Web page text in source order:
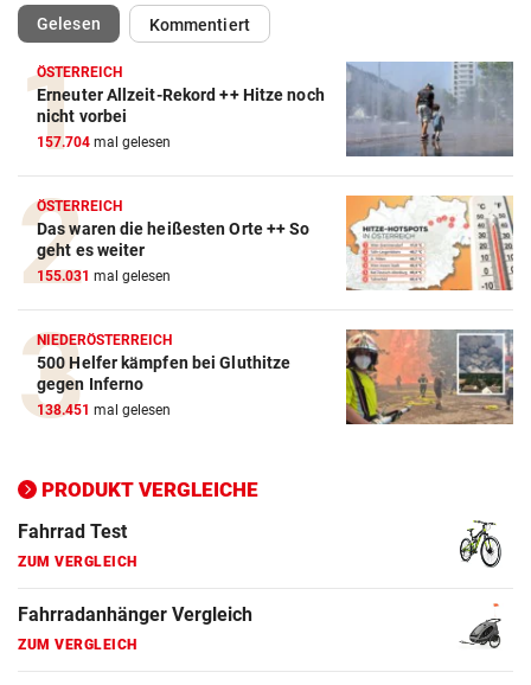
Gelesen(ausgewählt)Kommentiert
ÖSTERREICH
Erneuter Allzeit-Rekord ++ Hitze noch
nicht vorbei
157.704 mal gelesen
ÖSTERREICH
Das waren die heißesten Orte ++ So
geht es weiter
155.031 mal gelesen
NIEDERÖSTERREICH
500 Helfer kämpfen bei Gluthitze
gegen Inferno
138.451 mal gelesen
PRODUKT VERGLEICHE
Action-Cam Vergleich
ZUM VERGLEICH
Crosstrainer Vergleich
ZUM VERGLEICH
E-Bike Vergleich
ZUM VERGLEICH
Elektro-Scooter Vergleich
ZUM VERGLEICH
ZUM VERGLEICH
Fahrrad Test
ZUM VERGLEICH
Fahrradanhänger Vergleich
ZUM VERGLEICH